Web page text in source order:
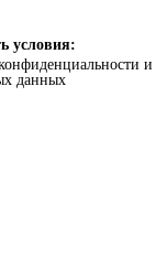
условия:
и
данных